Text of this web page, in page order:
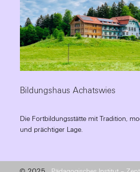
Bildungshaus Achatswies
Die Fortbildungsstätte mit Tradition,
und prächtiger Lage.